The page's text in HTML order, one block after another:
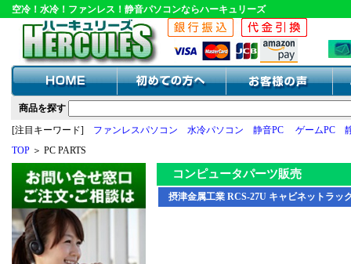
空冷！水冷！ファンレス！静音パソコンならハーキュリーズ
商品を探す
[注目キーワード] ファンレスパソコン 水冷パソコン 静音PC ゲームPC
TOP ＞ PC PARTS
コンピュータパーツ販売
摂津金属工業 RCS-27U キャビネットラッ